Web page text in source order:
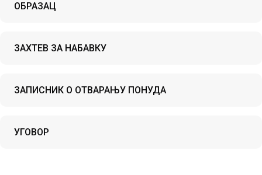
ОБРАЗАЦ
ЗАХТЕВ ЗА НАБАВКУ
ЗАПИСНИК О ОТВАРАЊУ ПОНУДА
УГОВОР